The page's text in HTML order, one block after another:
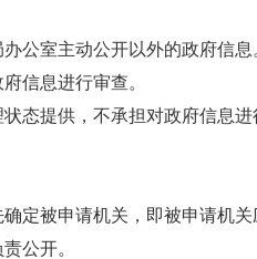
室主动公开以外的政府信息
信息进行审查。
提供，不承担对政府信息
被申请机关，即被申请机关
公开。